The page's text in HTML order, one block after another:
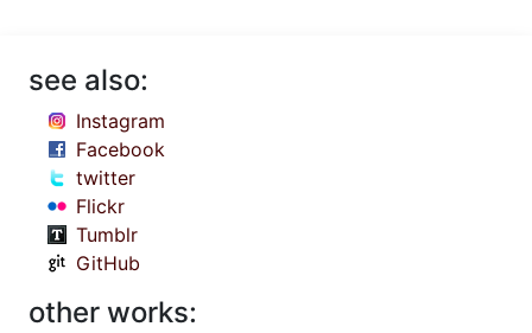
see also:
Instagram
Facebook
twitter
Flickr
Tumblr
GitHub
other works: